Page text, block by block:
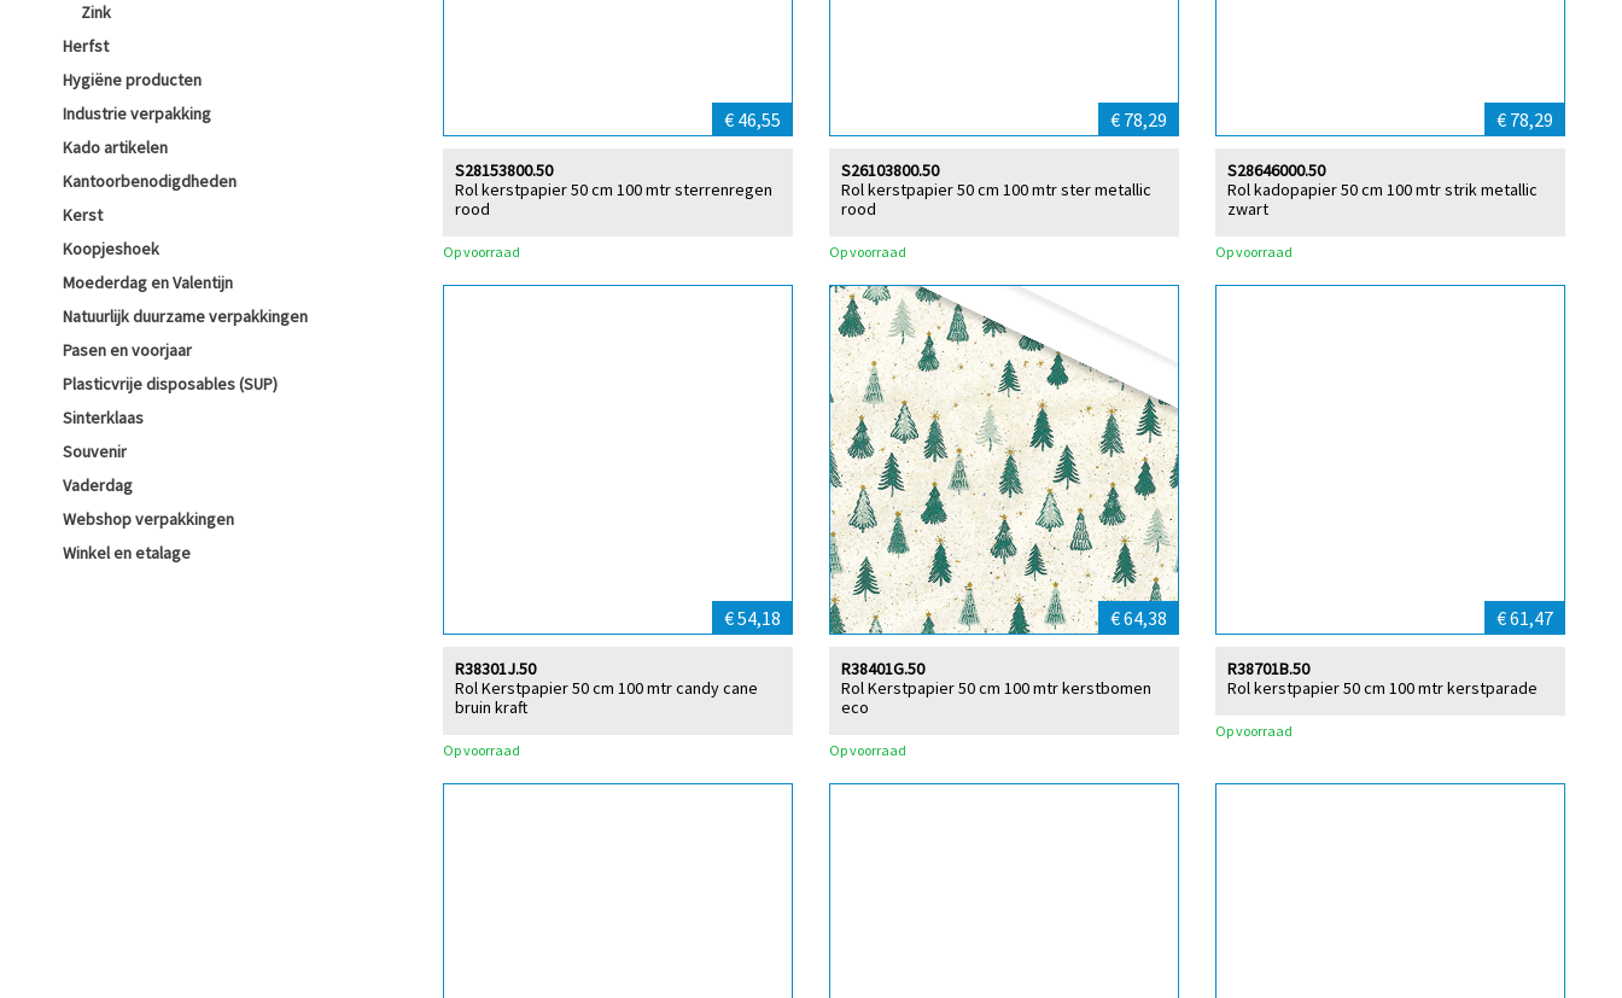
Zink
Herfst
Hygiëne producten
Industrie verpakking
Kado artikelen
Kantoorbenodigdheden
Kerst
Koopjeshoek
Moederdag en Valentijn
Natuurlijk duurzame verpakkingen
Pasen en voorjaar
Plasticvrije disposables (SUP)
Sinterklaas
Souvenir
Vaderdag
Webshop verpakkingen
Winkel en etalage
€ 46,55
Rol kerstpapier 50 cm 100 mtr sterrenregen
rood
S28153800.50
Op voorraad
€ 78,29
Rol kerstpapier 50 cm 100 mtr ster metallic
rood
S26103800.50
Op voorraad
€ 78,29
Rol kadopapier 50 cm 100 mtr strik metallic
zwart
S28646000.50
Op voorraad
€ 54,18
Rol Kerstpapier 50 cm 100 mtr candy cane
bruin kraft
R38301J.50
Op voorraad
€ 64,38
Rol Kerstpapier 50 cm 100 mtr kerstbomen
eco
R38401G.50
Op voorraad
€ 61,47
Rol kerstpapier 50 cm 100 mtr kerstparade
R38701B.50
Op voorraad